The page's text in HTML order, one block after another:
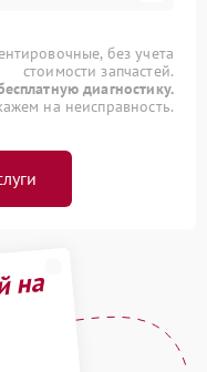
без учета
стоимости запчастей.
диагностику.
на неисправность.
на